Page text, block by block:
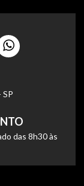
SP
das 8h30 às